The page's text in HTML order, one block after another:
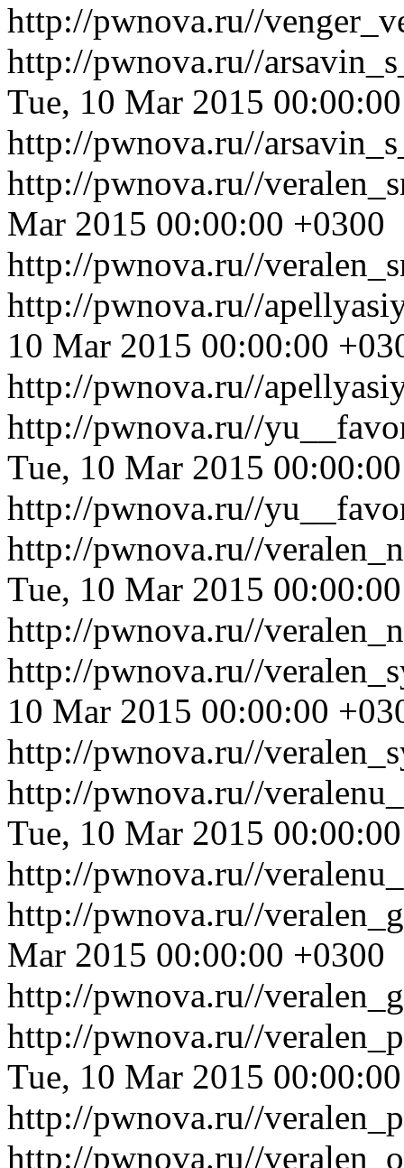
http://pwnova.ru//
http://pwnova.ru//
Tue, 10 Mar 2015
http://pwnova.ru//
http://pwnova.ru//
Mar 2015 00:00:00 +0300
http://pwnova.ru//
http://pwnova.ru//
10 Mar 2015 00:00:00
http://pwnova.ru//
http://pwnova.ru//
Tue, 10 Mar 2015
http://pwnova.ru//
http://pwnova.ru//
Tue, 10 Mar 2015
http://pwnova.ru//
http://pwnova.ru//
10 Mar 2015 00:00:00
http://pwnova.ru//
http://pwnova.ru//
Tue, 10 Mar 2015
http://pwnova.ru//
http://pwnova.ru//
Mar 2015 00:00:00 +0300
http://pwnova.ru//
http://pwnova.ru//
Tue, 10 Mar 2015
http://pwnova.ru//
http://pwnova.ru//